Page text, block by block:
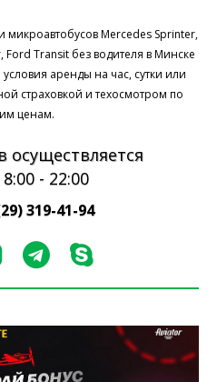
микроавтобусов Mercedes Sprinter,
Ford Transit без водителя в Минске
аренды на час, сутки или
страховкой и техосмотром по
ценам.
осуществляетcя
- 22:00
319-41-94
 